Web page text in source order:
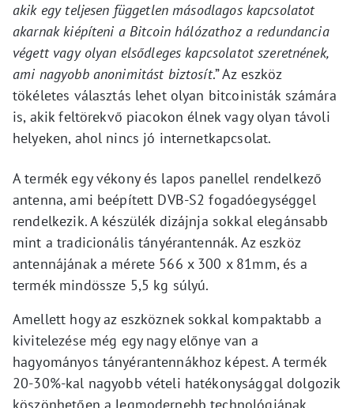
akik egy teljesen független másodlagos kapcsolatot
akarnak kiépíteni a Bitcoin hálózathoz a redundancia
végett vagy olyan elsődleges kapcsolatot szeretnének,
ami nagyobb anonimitást biztosít.” Az eszköz
tökéletes választás lehet olyan bitcoinisták számára
is, akik feltörekvő piacokon élnek vagy olyan távoli
helyeken, ahol nincs jó internetkapcsolat.
A termék egy vékony és lapos panellel rendelkező
antenna, ami beépített DVB-S2 fogadóegységgel
rendelkezik. A készülék dizájnja sokkal elegánsabb
mint a tradicionális tányérantennák. Az eszköz
antennájának a mérete 566 x 300 x 81mm, és a
termék mindössze 5,5 kg súlyú.
Amellett hogy az eszköznek sokkal kompaktabb a
kivitelezése még egy nagy előnye van a
hagyományos tányérantennákhoz képest. A termék
20-30%-kal nagyobb vételi hatékonysággal dolgozik